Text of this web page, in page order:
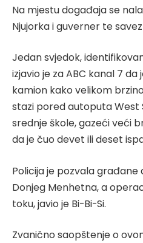
Na mjestu događaja se
Njujorka i guverner te
Jedan svjedok,
izjavio je za ABC kanal 7
kamion kako velikom
stazi pored autoputa West
srednje škole, gazeći veći
da je čuo devet ili deset
Policija je pozvala
Donjeg Menhetna, a
toku, javio je Bi-Bi-Si.
Zvanično saopštenje o